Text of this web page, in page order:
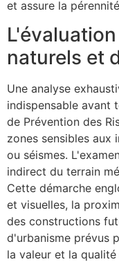
et assure la
naturels et
Une analyse
indispensable avant
de Prévention des
zones sensibles aux
ou séismes.
indirect du terrain
Cette démarche
et visuelles, la
des constructions
d'urbanisme prévus
la valeur et la